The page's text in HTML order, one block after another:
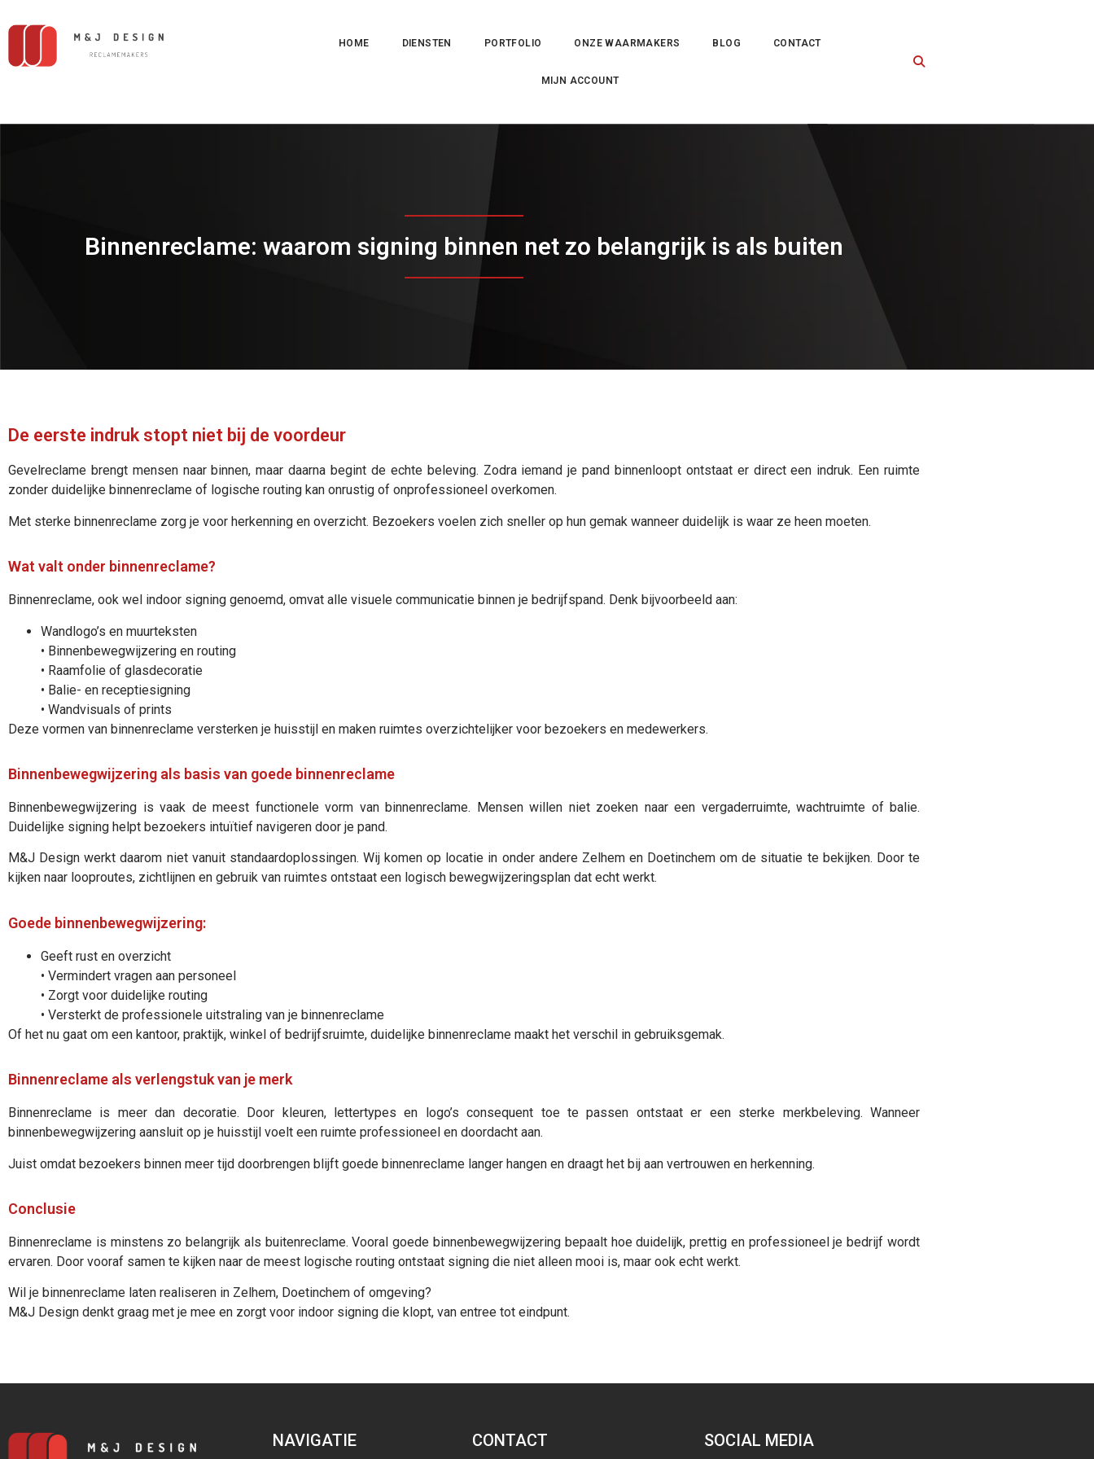
HOME DIENSTEN PORTFOLIO ONZE WAARMAKERS BLOG CONTACT
MIJN ACCOUNT
Binnenreclame: waarom signing binnen net zo belangrijk is als buiten
De eerste indruk stopt niet bij de voordeur
Gevelreclame brengt mensen naar binnen, maar daarna begint de echte beleving. Zodra iemand je pand binnenloopt ontstaat er direct een indruk. Een ruimte
zonder duidelijke binnenreclame of logische routing kan onrustig of onprofessioneel overkomen.
Met sterke binnenreclame zorg je voor herkenning en overzicht. Bezoekers voelen zich sneller op hun gemak wanneer duidelijk is waar ze heen moeten.
Wat valt onder binnenreclame?
Binnenreclame, ook wel indoor signing genoemd, omvat alle visuele communicatie binnen je bedrijfspand. Denk bijvoorbeeld aan:
Wandlogo’s en muurteksten
• Binnenbewegwijzering en routing
• Raamfolie of glasdecoratie
• Balie- en receptiesigning
• Wandvisuals of prints
Deze vormen van binnenreclame versterken je huisstijl en maken ruimtes overzichtelijker voor bezoekers en medewerkers.
Binnenbewegwijzering als basis van goede binnenreclame
Binnenbewegwijzering is vaak de meest functionele vorm van binnenreclame. Mensen willen niet zoeken naar een vergaderruimte, wachtruimte of balie.
Duidelijke signing helpt bezoekers intuïtief navigeren door je pand.
M&J Design werkt daarom niet vanuit standaardoplossingen. Wij komen op locatie in onder andere Zelhem en Doetinchem om de situatie te bekijken. Door te
kijken naar looproutes, zichtlijnen en gebruik van ruimtes ontstaat een logisch bewegwijzeringsplan dat echt werkt.
Goede binnenbewegwijzering:
Geeft rust en overzicht
• Vermindert vragen aan personeel
• Zorgt voor duidelijke routing
• Versterkt de professionele uitstraling van je binnenreclame
Of het nu gaat om een kantoor, praktijk, winkel of bedrijfsruimte, duidelijke binnenreclame maakt het verschil in gebruiksgemak.
Binnenreclame als verlengstuk van je merk
Binnenreclame is meer dan decoratie. Door kleuren, lettertypes en logo’s consequent toe te passen ontstaat er een sterke merkbeleving. Wanneer
binnenbewegwijzering aansluit op je huisstijl voelt een ruimte professioneel en doordacht aan.
Juist omdat bezoekers binnen meer tijd doorbrengen blijft goede binnenreclame langer hangen en draagt het bij aan vertrouwen en herkenning.
Conclusie
Binnenreclame is minstens zo belangrijk als buitenreclame. Vooral goede binnenbewegwijzering bepaalt hoe duidelijk, prettig en professioneel je bedrijf wordt
ervaren. Door vooraf samen te kijken naar de meest logische routing ontstaat signing die niet alleen mooi is, maar ook echt werkt.
Wil je binnenreclame laten realiseren in Zelhem, Doetinchem of omgeving?
M&J Design denkt graag met je mee en zorgt voor indoor signing die klopt, van entree tot eindpunt.
NAVIGATIE CONTACT SOCIAL MEDIA